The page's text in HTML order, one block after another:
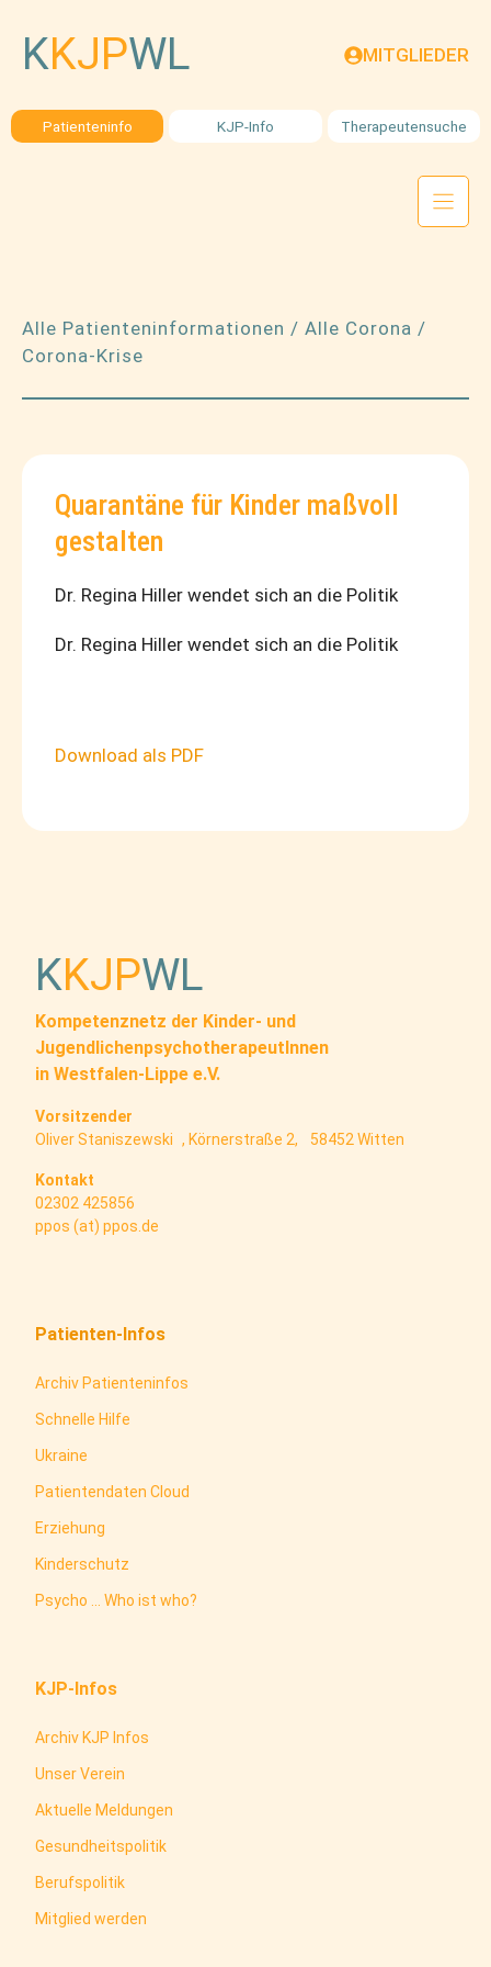
Inhalt
springen
KKJPWL MITGLIEDER
Patienteninfo KJP-Info Therapeutensuche
Alle Patienteninformationen / Alle Corona /
Corona-Krise
Quarantäne für Kinder maßvoll
gestalten
Dr. Regina Hiller wendet sich an die Politik
Dr. Regina Hiller wendet sich an die Politik
Download als PDF
KKJPWL
Kompetenznetz der Kinder- und
JugendlichenpsychotherapeutInnen
in Westfalen-Lippe e.V.
Vorsitzender
Oliver Staniszewski , Körnerstraße 2, 58452 Witten
Kontakt
02302 425856
ppos (at) ppos.de
Patienten-Infos
Archiv Patienteninfos
Schnelle Hilfe
Ukraine
Patientendaten Cloud
Erziehung
Kinderschutz
Psycho ... Who ist who?
KJP-Infos
Archiv KJP Infos
Unser Verein
Aktuelle Meldungen
Gesundheitspolitik
Berufspolitik
Mitglied werden